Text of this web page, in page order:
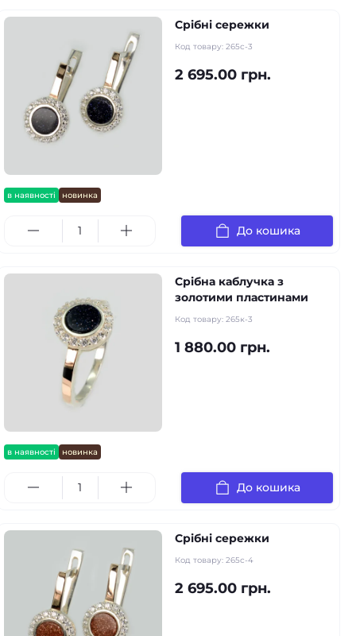
в наявності новинка
Срібні сережки
Код товару: 265с-3
2 695.00 грн.
До кошика
в наявності новинка
Срібна каблучка з
золотими пластинами
Код товару: 265к-3
1 880.00 грн.
До кошика
Срібні сережки
Код товару: 265с-4
2 695.00 грн.